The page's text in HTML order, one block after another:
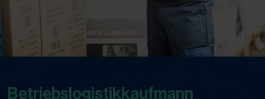
Betriebslogistikkaufmann